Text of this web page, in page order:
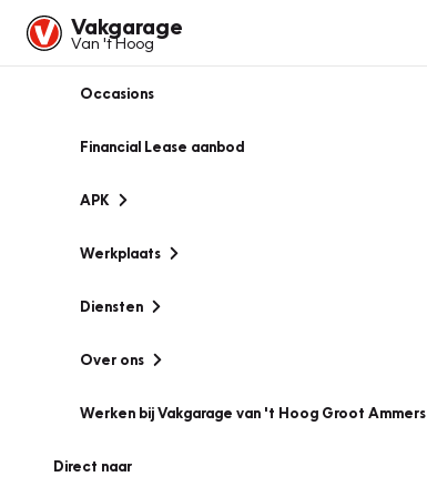
Vakgarage
Van 't Hoog
Occasions
Financial Lease aanbod
APK
Werkplaats
Diensten
Over ons
Werken bij Vakgarage van 't Hoog Groot Ammers
Direct naar